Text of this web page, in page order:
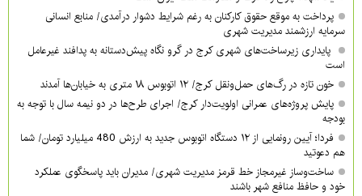
پرداخت به موقع حقوق کارکنان به رغم شرایط دشوار درآمدی/ منابع انسانی
سرمایه ارزشمند مدیریت شهری
پایداری زیرساخت‌های شهری کرج در گرو نگاه پیش‌دستانه به پدافند غیرعامل
است
خون تازه در رگ‌های حمل‌ونقل کرج/ ۱۲ اتوبوس ۱۸ متری به خیابان‌ها آمدند
پایش پروژه‌های عمرانی اولویت‌دار کرج/ اجرای طرح‌ها در دو نیمه سال با توجه به
بودجه
فردا؛ آیین رونمایی از ۱۲ دستگاه اتوبوس جدید به ارزش 480 میلیارد تومان/ شما
هم دعوتید
ساخت‌وساز غیرمجاز خط قرمز مدیریت شهری‌/ مدیران باید پاسخگوی عملکرد
خود و حافظ منافع شهر باشند